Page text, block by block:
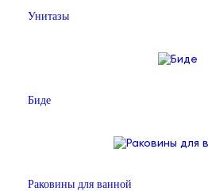
Унитазы
Биде
Раковины для ванной